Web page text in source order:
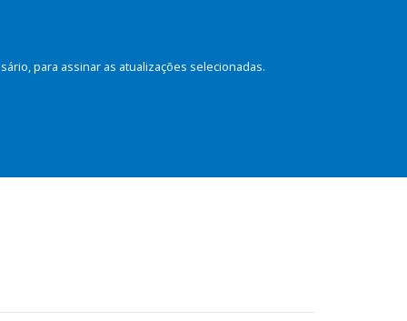
para assinar as atualizações selecionadas.